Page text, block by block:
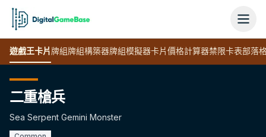
遊戲王卡片牌組牌組構築器牌組模擬器卡片價格計算器禁限卡表部落
二重槍兵
Sea Serpent Gemini Monster